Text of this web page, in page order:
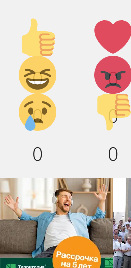
Палец
вверх!
0
Лайк!
0
Дикий
смех!
0
Агрессия!
0
Грусть :(
0
Палец
вниз!
0